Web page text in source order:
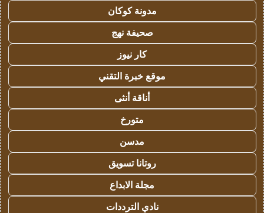
مدونة كوكان
صحيفة نهج
كار نيوز
موقع خبرة التقني
أناقة أنثى
متورخ
مدسن
روتانا تسويق
مجلة الابداع
نادي الترددات